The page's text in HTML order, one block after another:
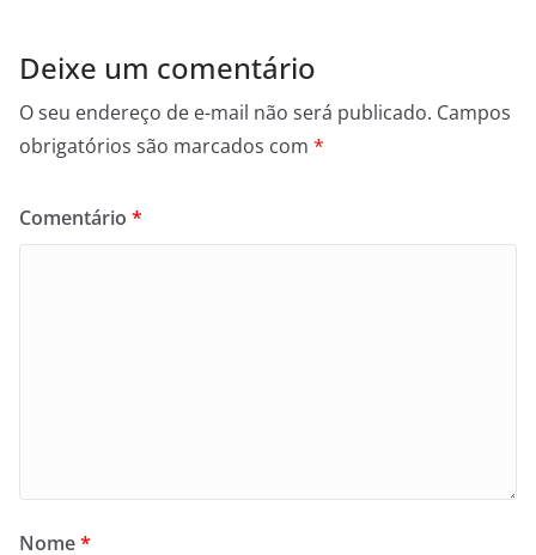
Deixe um comentário
O seu endereço de e-mail não será publicado. Campos
obrigatórios são marcados com *
Comentário *
Nome*